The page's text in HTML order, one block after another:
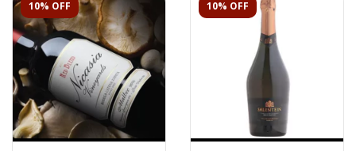
10% OFF 10% OFF